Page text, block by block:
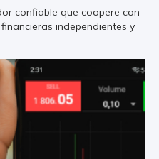
confiable que coopere con
independientes y